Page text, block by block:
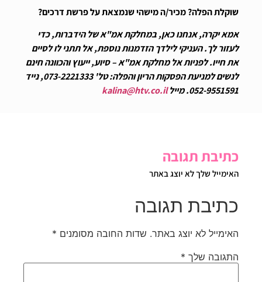
שוקלת הפלה? מכיר/ה מישהי שנמצאת על פרשת דרכים?
אמא יקרה, אנחנו כאן, במחלקת אמ"א של הידברות, כדי
לעזור לך. העניקי לילדך הזדמנות נוספת, אל תתני לו לסיים
את חייו. לפניות אל מחלקת אמ"א – סיוע, ייעוץ והכוונה חינם
לנשים למניעת הפסקות הריון והפלה: טל' 073-2221333, נייד
052-9551591. מייל
kalina@htv.co.il
כתיבת תגובה
האימייל שלך לא יוצג באתר
כתיבת תגובה
האימייל לא יוצג באתר. שדות החובה מסומנים *
התגובה שלך *